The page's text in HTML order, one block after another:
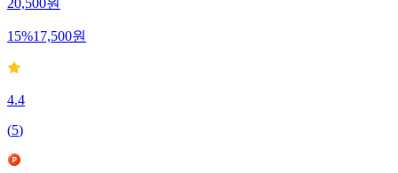
20,500원
15%17,500원
4.4
(5)